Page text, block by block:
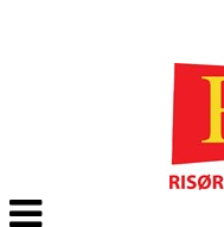
Veksle